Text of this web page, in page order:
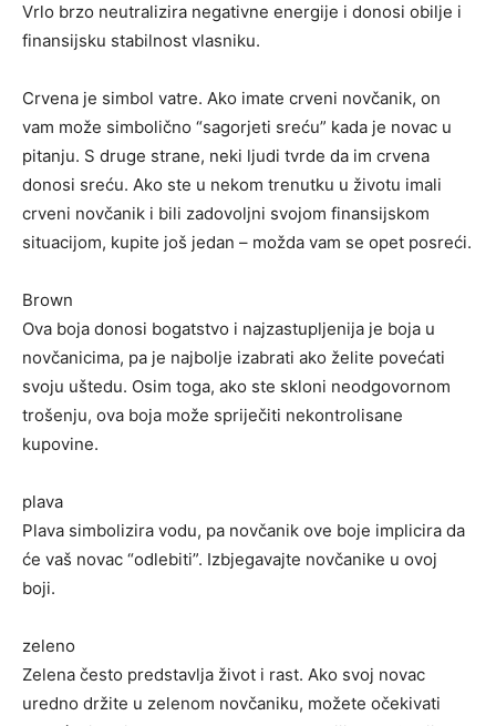
Vrlo brzo neutralizira negativne energije i donosi obilje i
finansijsku stabilnost vlasniku.
Crvena je simbol vatre. Ako imate crveni novčanik, on
vam može simbolično “sagorjeti sreću” kada je novac u
pitanju. S druge strane, neki ljudi tvrde da im crvena
donosi sreću. Ako ste u nekom trenutku u životu imali
crveni novčanik i bili zadovoljni svojom finansijskom
situacijom, kupite još jedan – možda vam se opet posreći.
Brown
Ova boja donosi bogatstvo i najzastupljenija je boja u
novčanicima, pa je najbolje izabrati ako želite povećati
svoju uštedu. Osim toga, ako ste skloni neodgovornom
trošenju, ova boja može spriječiti nekontrolisane
kupovine.
plava
Plava simbolizira vodu, pa novčanik ove boje implicira da
će vaš novac “odlebiti”. Izbjegavajte novčanike u ovoj
boji.
zeleno
Zelena često predstavlja život i rast. Ako svoj novac
uredno držite u zelenom novčaniku, možete očekivati ​​